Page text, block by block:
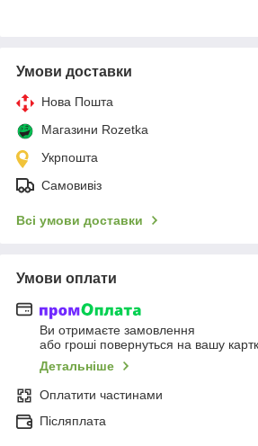
Умови доставки
Нова Пошта
Магазини Rozetka
Укрпошта
Самовивіз
Всі умови доставки
Умови оплати
Ви отримаєте замовлення
або гроші повернуться на вашу
Детальніше
Оплатити частинами
Післяплата